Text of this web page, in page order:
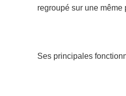
regroupé sur une même
Ses principales